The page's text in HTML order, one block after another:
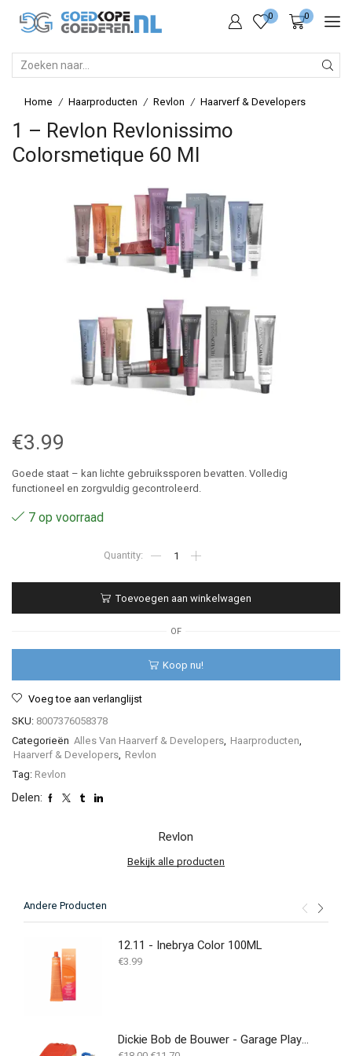
0 0
Home / Haarproducten / Revlon / Haarverf & Developers
1 – Revlon Revlonissimo
Colorsmetique 60 Ml
€3.99
Goede staat – kan lichte gebruikssporen bevatten. Volledig
functioneel en zorgvuldig gecontroleerd.
7 op voorraad
Colorsmetique
60
Toevoegen aan winkelwagen
OF
Koop nu!
Voeg toe aan verlanglijst
SKU: 8007376058378
Categorieën Alles Van Haarverf & Developers, Haarproducten,
Haarverf & Developers, Revlon
Tag: Revlon
Delen:
Revlon
Bekijk alle producten
Andere Producten
12.11 - Inebrya Color 100ML
€3.99